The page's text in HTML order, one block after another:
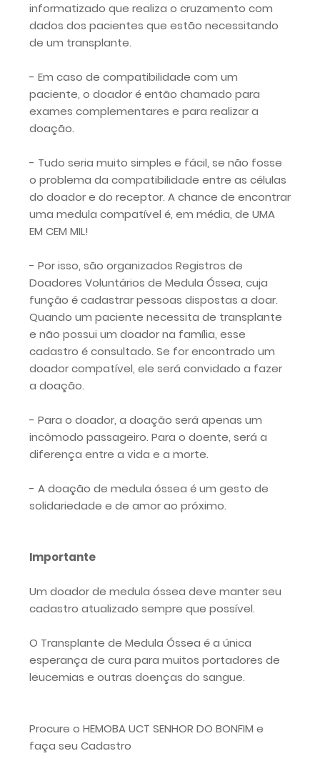
informatizado que realiza o cruzamento com
dados dos pacientes que estão necessitando
de um transplante.
- Em caso de compatibilidade com um
paciente, o doador é então chamado para
exames complementares e para realizar a
doação.
- Tudo seria muito simples e fácil, se não fosse
o problema da compatibilidade entre as células
do doador e do receptor. A chance de encontrar
uma medula compatível é, em média, de UMA
EM CEM MIL!
- Por isso, são organizados Registros de
Doadores Voluntários de Medula Óssea, cuja
função é cadastrar pessoas dispostas a doar.
Quando um paciente necessita de transplante
e não possui um doador na família, esse
cadastro é consultado. Se for encontrado um
doador compatível, ele será convidado a fazer
a doação.
- Para o doador, a doação será apenas um
incômodo passageiro. Para o doente, será a
diferença entre a vida e a morte.
- A doação de medula óssea é um gesto de
solidariedade e de amor ao próximo.
Importante
Um doador de medula óssea deve manter seu
cadastro atualizado sempre que possível.
O Transplante de Medula Óssea é a única
esperança de cura para muitos portadores de
leucemias e outras doenças do sangue.
Procure o HEMOBA UCT SENHOR DO BONFIM e
faça seu Cadastro